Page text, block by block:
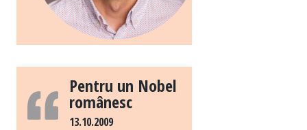
Pentru un Nobel
românesc
13.10.2009